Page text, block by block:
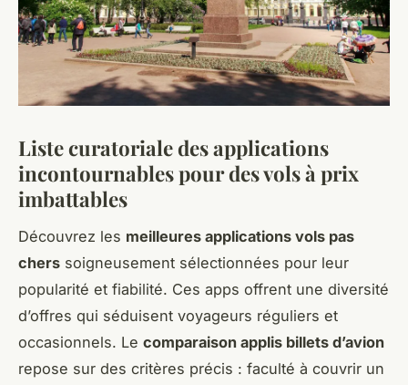
Liste curatoriale des applications
incontournables pour des vols à prix
imbattables
Découvrez les meilleures applications vols pas
chers soigneusement sélectionnées pour leur
popularité et fiabilité. Ces apps offrent une diversité
d’offres qui séduisent voyageurs réguliers et
occasionnels. Le comparaison applis billets d’avion
repose sur des critères précis : faculté à couvrir un